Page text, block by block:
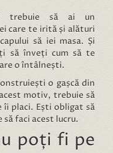
trebuie să ai un
care te irită și alături
să iei masa. Și
să înveți cum să te
o întâlnești.
o gașcă din
motiv, trebuie să
îi placi. Ești obligat să
să faci acest lucru.
poți fi pe